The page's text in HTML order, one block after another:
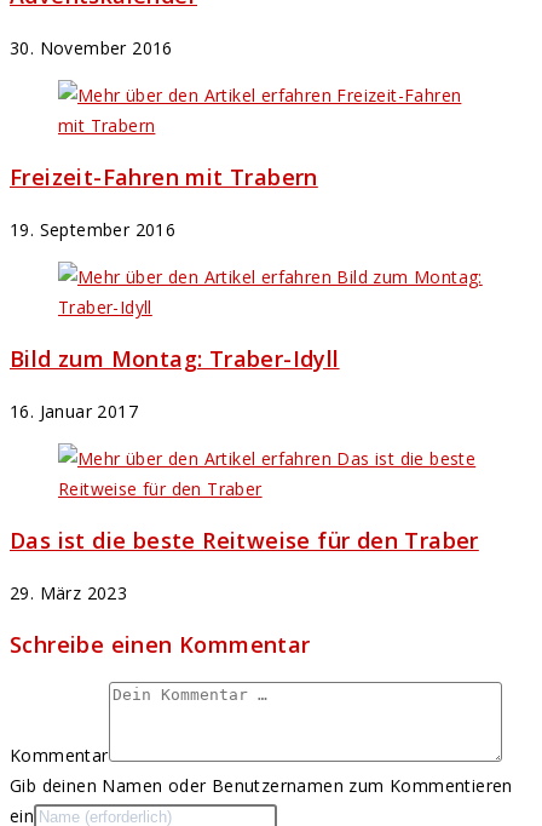
30. November 2016
Freizeit-Fahren mit Trabern
19. September 2016
Bild zum Montag: Traber-Idyll
16. Januar 2017
Das ist die beste Reitweise für den Traber
29. März 2023
Schreibe einen Kommentar
Kommentar
Gib deinen Namen oder Benutzernamen zum Kommentieren
ein